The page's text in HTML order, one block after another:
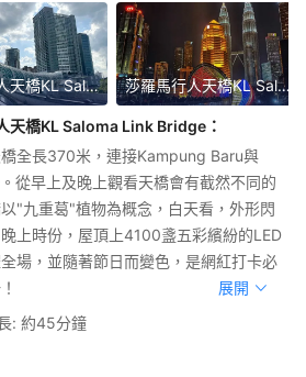
莎羅馬行人天橋KL Saloma Link Bridge 莎羅馬行人天橋KL Saloma Link Bridge
天橋KL Saloma Link Bridge ：
全長370米，連接Kampung Baru與
從早上及晚上觀看天橋會有截然不同的
"九重葛"植物為概念，白天看，外形閃
上時份，屋頂上4100盞五彩繽紛的LED
場，並隨著節日而變色，是網紅打卡必
展開
: 約45分鐘